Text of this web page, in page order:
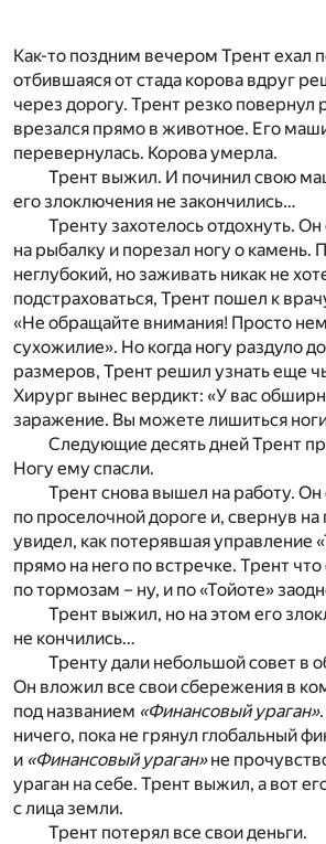
Как-то поздним вечером Трент ехал
отбившаяся от стада корова вдруг
через дорогу. Трент резко повернул
врезался прямо в животное. Его
перевернулась. Корова умерла.
Трент выжил. И починил свою
его злоключения не закончились…
Тренту захотелось отдохнуть.
на рыбалку и порезал ногу о камень.
неглубокий, но заживать никак не
подстраховаться, Трент пошел к
«Не обращайте внимания! Просто
сухожилие». Но когда ногу раздуло
размеров, Трент решил узнать еще
Хирург вынес вердикт: «У вас
заражение. Вы можете лишиться
Следующие десять дней Трент
Ногу ему спасли.
Трент снова вышел на работу. Он
по проселочной дороге и, свернув
увидел, как потерявшая управление
прямо на него по встречке. Трент
по тормозам – ну, и по «Тойоте»
Трент выжил, но на этом его
не кончились…
Тренту дали небольшой совет в
Он вложил все свои сбережения в
под названием «Финансовый ураган»
ничего, пока не грянул глобальный
и «Финансовый ураган»не
ураган на себе. Трент выжил, а вот
с лица земли.
Трент потерял все свои деньги.